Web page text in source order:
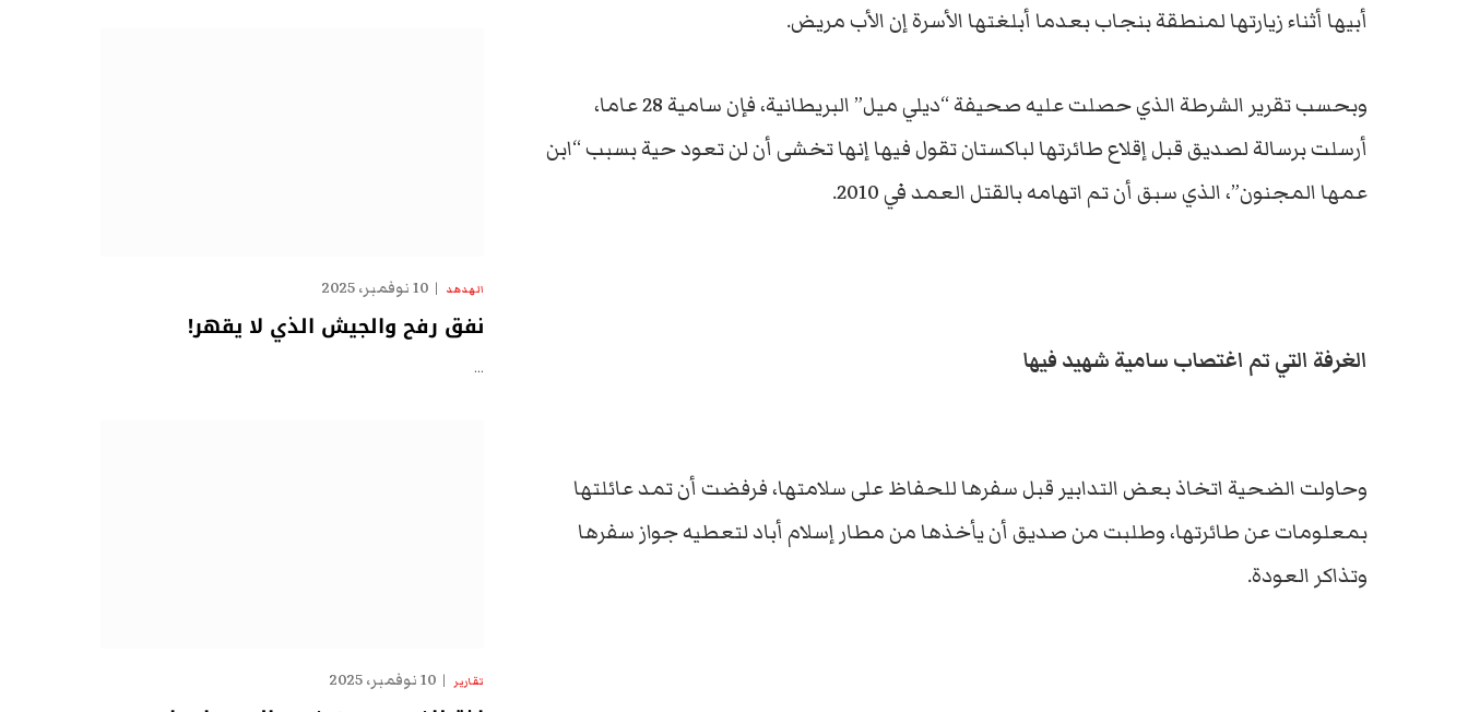
أبيها أثناء زيارتها لمنطقة بنجاب بعدما أبلغتها الأسرة إن الأب مريض.
وبحسب تقرير الشرطة الذي حصلت عليه صحيفة “ديلي ميل” البريطانية، فإن سامية 28 عاما،
أرسلت برسالة لصديق قبل إقلاع طائرتها لباكستان تقول فيها إنها تخشى أن لن تعود حية بسبب “ابن
عمها المجنون”، الذي سبق أن تم اتهامه بالقتل العمد في 2010.
الغرفة التي تم اغتصاب سامية شهيد فيها
وحاولت الضحية اتخاذ بعض التدابير قبل سفرها للحفاظ على سلامتها، فرفضت أن تمد عائلتها
بمعلومات عن طائرتها، وطلبت من صديق أن يأخذها من مطار إسلام أباد لتعطيه جواز سفرها
وتذاكر العودة.
الهدهد 10 نوفمبر، 2025
نفق رفح والجيش الذي لا يقهر!
…
تقارير 10 نوفمبر، 2025